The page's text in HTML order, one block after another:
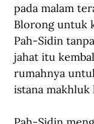
pada malam
Blorong untuk
Pah-Sidin
jahat itu
rumahnya
istana makhluk